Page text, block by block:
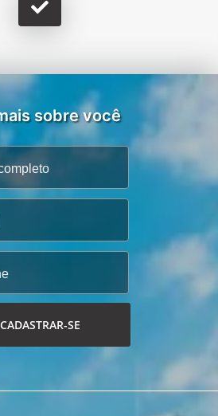
sobre você
CADASTRAR-SE